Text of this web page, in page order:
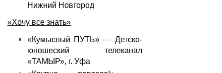
Нижний Новгород
«Хочу все знать»
«Кумысный ПУТЬ» — Детско-
юношеский телеканал
«ТАМЫР», г. Уфа